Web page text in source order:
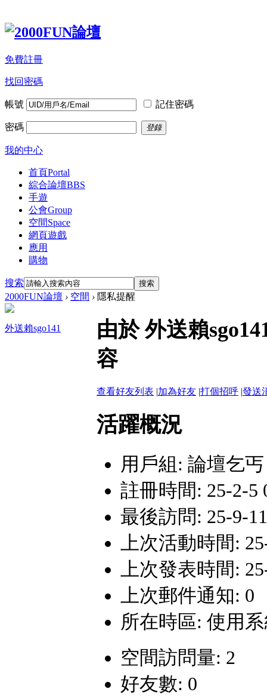
免費註冊
找回密碼
帳號 記住密碼
密碼 登錄
我的中心
首頁Portal
綜合論壇BBS
手遊
公會Group
空間Space
網頁遊戲
應用
購物
搜索 搜索
2000FUN論壇 › 空間 › 隱私提醒
外送賴sgo141
由於 外送賴
容
查看好友列表 |加為好友 |打個招呼 |發送
活躍概況
用戶組: 論壇乞丐
註冊時間: 25-2-5
最後訪問: 25-9-
上次活動時間:
上次發表時間:
上次郵件通知: 0
所在時區: 使用
空間訪問量: 2
好友數: 0